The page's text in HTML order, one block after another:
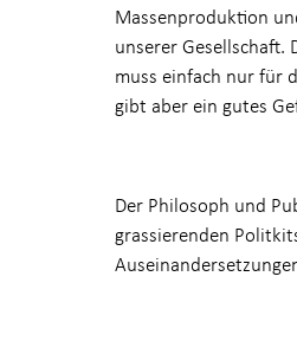
Massenproduktion
unserer
muss einfach nur für
gibt aber ein gutes
Der Philosoph und
grassierenden